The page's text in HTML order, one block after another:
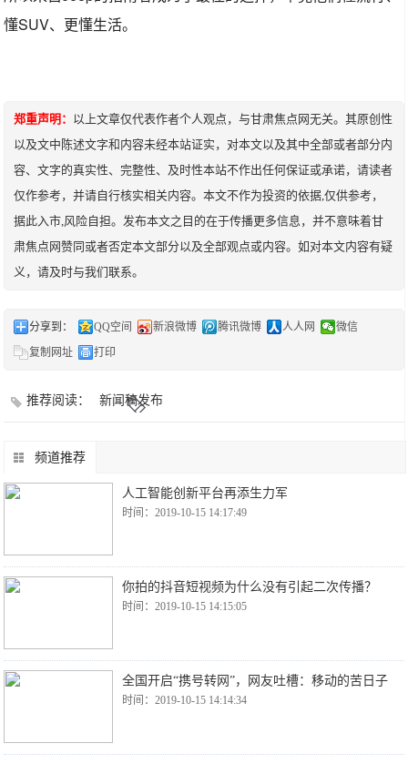
懂SUV、更懂生活。
郑重声明： 以上文章仅代表作者个人观点，与甘肃焦点网无关。其原创性
以及文中陈述文字和内容未经本站证实，对本文以及其中全部或者部分内
容、文字的真实性、完整性、及时性本站不作出任何保证或承诺，请读者
仅作参考，并请自行核实相关内容。本文不作为投资的依据,仅供参考，
据此入市,风险自担。发布本文之目的在于传播更多信息，并不意味着甘
肃焦点网赞同或者否定本文部分以及全部观点或内容。如对本文内容有疑
义，请及时与我们联系。
分享到： QQ空间 新浪微博 腾讯微博 人人网
微信
复制网址
打印
推荐阅读： 新闻稿发布
频道推荐
人工智能创新平台再添生力军
时间：2019-10-15 14:17:49
你拍的抖音短视频为什么没有引起二次传播？
时间：2019-10-15 14:15:05
全国开启“携号转网”，网友吐槽：移动的苦日子
时间：2019-10-15 14:14:34